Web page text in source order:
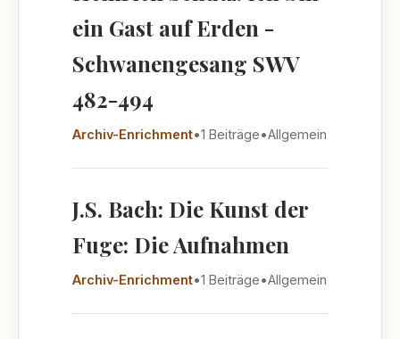
ein Gast auf Erden -
Schwanengesang SWV
482-494
Archiv-Enrichment•1 Beiträge•Allgemein
J.S. Bach: Die Kunst der
Fuge: Die Aufnahmen
Archiv-Enrichment•1 Beiträge•Allgemein